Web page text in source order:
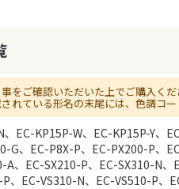
をご確認いただいた上でご購入くだ
れている形名の末尾には、色調コ
EC-KP15P-W、EC-KP15P-Y、
G、EC-P8X-P、EC-PX200-P、
A、EC-SX210-P、EC-SX310-N
、EC-VS310-N、EC-VS510-P、